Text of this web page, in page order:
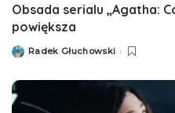
Obsada serialu „Agatha:
powiększa
PostedRadek Głuchowski